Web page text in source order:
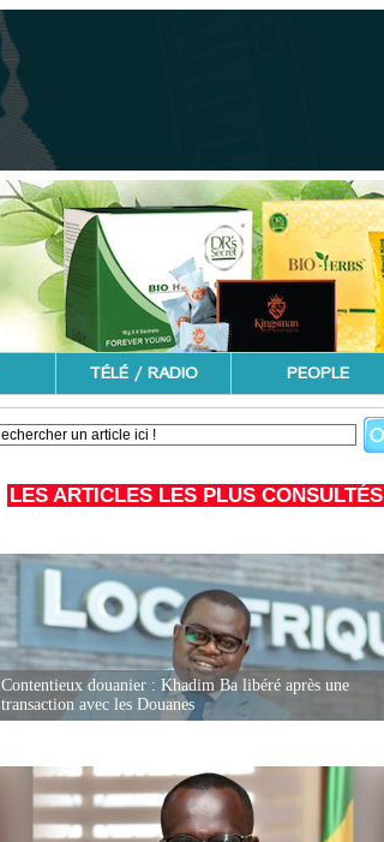
TÉLÉ / RADIO PEOPLE
LES ARTICLES LES PLUS CONSULTÉS
Contentieux douanier : Khadim Ba libéré après une
transaction avec les Douanes